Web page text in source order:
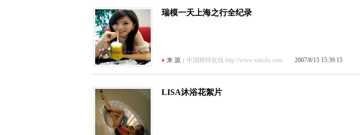
瑞模一天上海之行全纪录
来 源： 中国模特在线 http://www.xinsilu.com 2007/8/15 15:39:15
LISA沐浴花絮片